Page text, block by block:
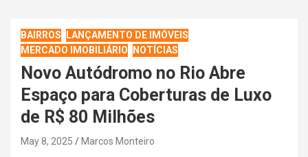
BAIRROS
LANÇAMENTO DE IMÓVEIS
MERCADO IMOBILIÁRIO
NOTÍCIAS
Novo Autódromo no Rio Abre
Espaço para Coberturas de Luxo
de R$ 80 Milhões
May 8, 2025 Marcos Monteiro